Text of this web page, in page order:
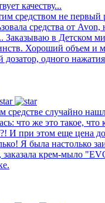
качеству...
средством не первый
средства от
Заказываю в Детском
Хороший объем и
одного нажатия
средстве случайно
что же это такое,
И при этом еще цена
Я была настолько
заказала крем-мыло